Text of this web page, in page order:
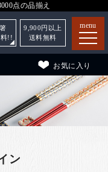
点の品揃え
menu
お気に入り
!!
9,900 円以上
送料無料
ン